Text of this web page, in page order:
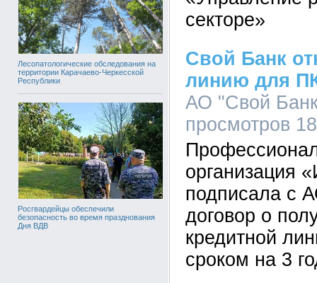
Лесопатологические обследования на
территории Карачаево-Черкесской
Республики
Росгвардейцы обеспечили
безопасность во время празднования
Дня ВДВ
секторе»
Свой Банк
линию для
АО "Свой
просмотров
организация
подписала с
договор о
кредитной
сроком на 3